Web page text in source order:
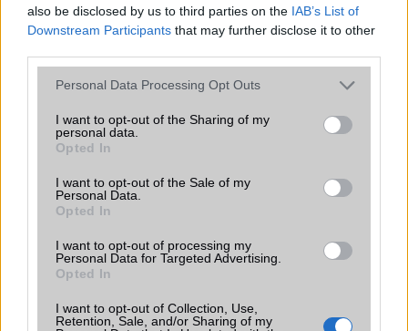
also be disclosed by us to third parties on the IAB’s List of
Downstream Participants that may further disclose it to other
Please note that this website/app uses one or more Google
not limited to your visit or usage behaviour. You may click to
grant or deny consent to Google and its third-party tags to
use your data for below specified purposes in below Google
consent section.
Personal Data Processing Opt Outs
I want to opt-out of the Sharing of my
personal data.
Opted In
I want to opt-out of the Sale of my
Personal Data.
Opted In
I want to opt-out of processing my
Personal Data for Targeted Advertising.
Opted In
I want to opt-out of Collection, Use,
Retention, Sale, and/or Sharing of my
Samsung Galaxy S26
Nelly GSM
Számos népszerű Samsung Galaxy